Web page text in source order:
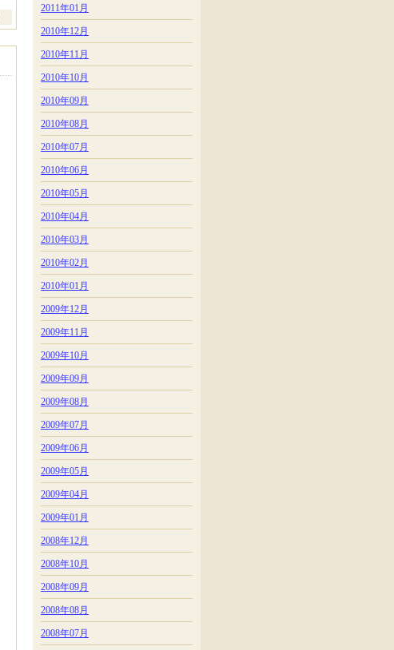
2011年01月
2010年12月
2010年11月
2010年10月
2010年09月
2010年08月
2010年07月
2010年06月
2010年05月
2010年04月
2010年03月
2010年02月
2010年01月
2009年12月
2009年11月
2009年10月
2009年09月
2009年08月
2009年07月
2009年06月
2009年05月
2009年04月
2009年01月
2008年12月
2008年10月
2008年09月
2008年08月
2008年07月